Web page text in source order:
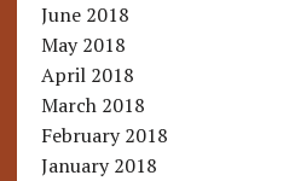
June 2018
May 2018
April 2018
March 2018
February 2018
January 2018